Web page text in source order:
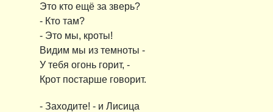
Это кто ещё за зверь?
- Кто там?
- Это мы, кроты!
Видим мы из темноты -
У тебя огонь горит, -
Крот постарше говорит.
- Заходите! - и Лисица